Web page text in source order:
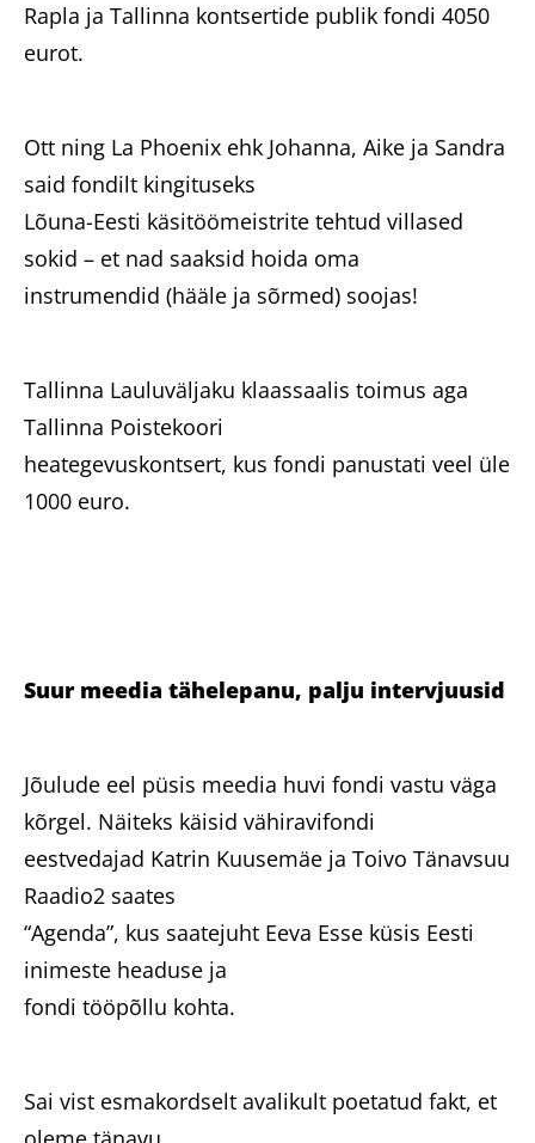
Rapla ja Tallinna kontsertide publik fondi 4050
eurot.
Ott ning La Phoenix ehk Johanna, Aike ja Sandra
said fondilt kingituseks
Lõuna-Eesti käsitöömeistrite tehtud villased
sokid – et nad saaksid hoida oma
instrumendid (hääle ja sõrmed) soojas!
Tallinna Lauluväljaku klaassaalis toimus aga
Tallinna Poistekoori
heategevuskontsert, kus fondi panustati veel üle
1000 euro.
Suur meedia tähelepanu, palju intervjuusid
Jõulude eel püsis meedia huvi fondi vastu väga
kõrgel. Näiteks käisid vähiravifondi
eestvedajad Katrin Kuusemäe ja Toivo Tänavsuu
Raadio2 saates
“Agenda”, kus saatejuht Eeva Esse küsis Eesti
inimeste headuse ja
fondi tööpõllu kohta.
Sai vist esmakordselt avalikult poetatud fakt, et